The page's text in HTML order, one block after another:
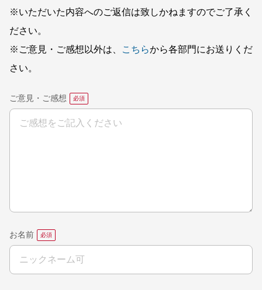
※いただいた内容へのご返信は致しかねますのでご了承く
ださい。
※ご意見・ご感想以外は、
こちらから各部門にお送りくだ
さい。
ご意見・ご感想
お名前